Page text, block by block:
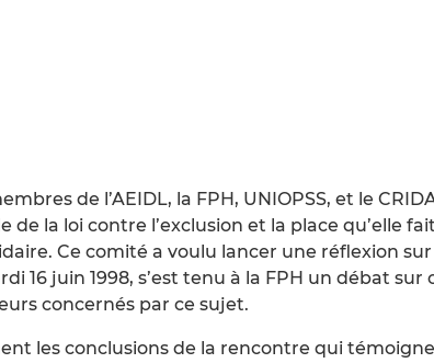
de l’AEIDL, la FPH, UNIOPSS, et le
de la loi contre l’exclusion et la place qu’elle
Ce comité a voulu lancer une réflexion sur
16 juin 1998, s’est tenu à la FPH un débat sur
concernés par ce sujet.
les conclusions de la rencontre qui